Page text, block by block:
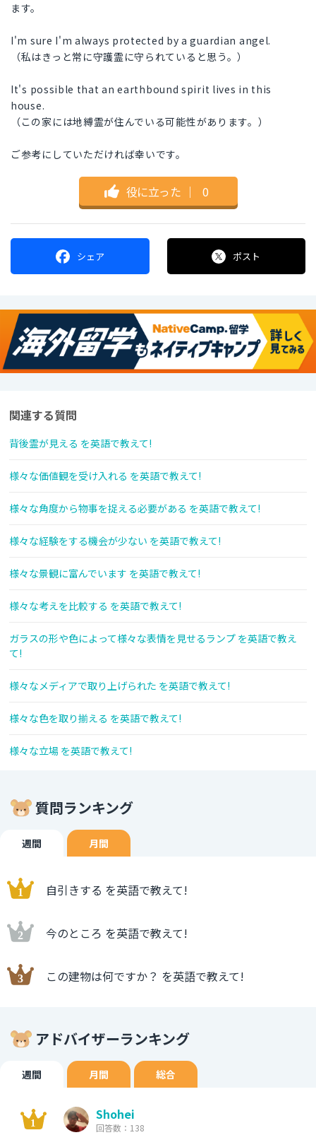
ます。
I'm sure I'm always protected by a guardian angel.
（私はきっと常に守護霊に守られていると思う。）
It's possible that an earthbound spirit lives in this
house.
（この家には地縛霊が住んでいる可能性があります。）
ご参考にしていただければ幸いです。
役に立った ｜ 0
シェア ポスト
関連する質問
背後霊が見える を英語で教えて!
様々な価値観を受け入れる を英語で教えて!
様々な角度から物事を捉える必要がある を英語で教えて!
様々な経験をする機会が少ない を英語で教えて!
様々な景観に富んでいます を英語で教えて!
様々な考えを比較する を英語で教えて!
ガラスの形や色によって様々な表情を見せるランプ を英語で教え
て!
様々なメディアで取り上げられた を英語で教えて!
様々な色を取り揃える を英語で教えて!
様々な立場 を英語で教えて!
質問ランキング
週間 月間
自引きする を英語で教えて!
今のところ を英語で教えて!
この建物は何ですか？ を英語で教えて!
アドバイザーランキング
週間 月間 総合
Shohei
回答数：138